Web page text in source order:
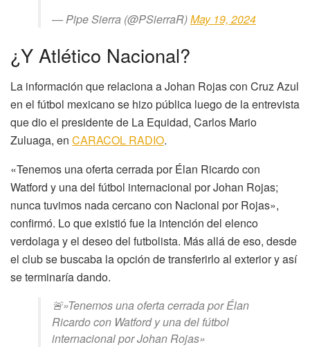
— Pipe Sierra (@PSierraR)May 19, 2024
¿Y Atlético Nacional?
La información que relaciona a Johan Rojas con Cruz Azul
en el fútbol mexicano se hizo pública luego de la entrevista
que dio el presidente de La Equidad, Carlos Mario
Zuluaga, en CARACOL RADIO.
«Tenemos una oferta cerrada por Élan Ricardo con
Watford y una del fútbol internacional por Johan Rojas;
nunca tuvimos nada cercano con Nacional por Rojas»,
confirmó. Lo que existió fue la intención del elenco
verdolaga y el deseo del futbolista. Más allá de eso, desde
el club se buscaba la opción de transferirlo al exterior y así
se terminaría dando.
🚨»Tenemos una oferta cerrada por Élan
Ricardo con Watford y una del fútbol
internacional por Johan Rojas»